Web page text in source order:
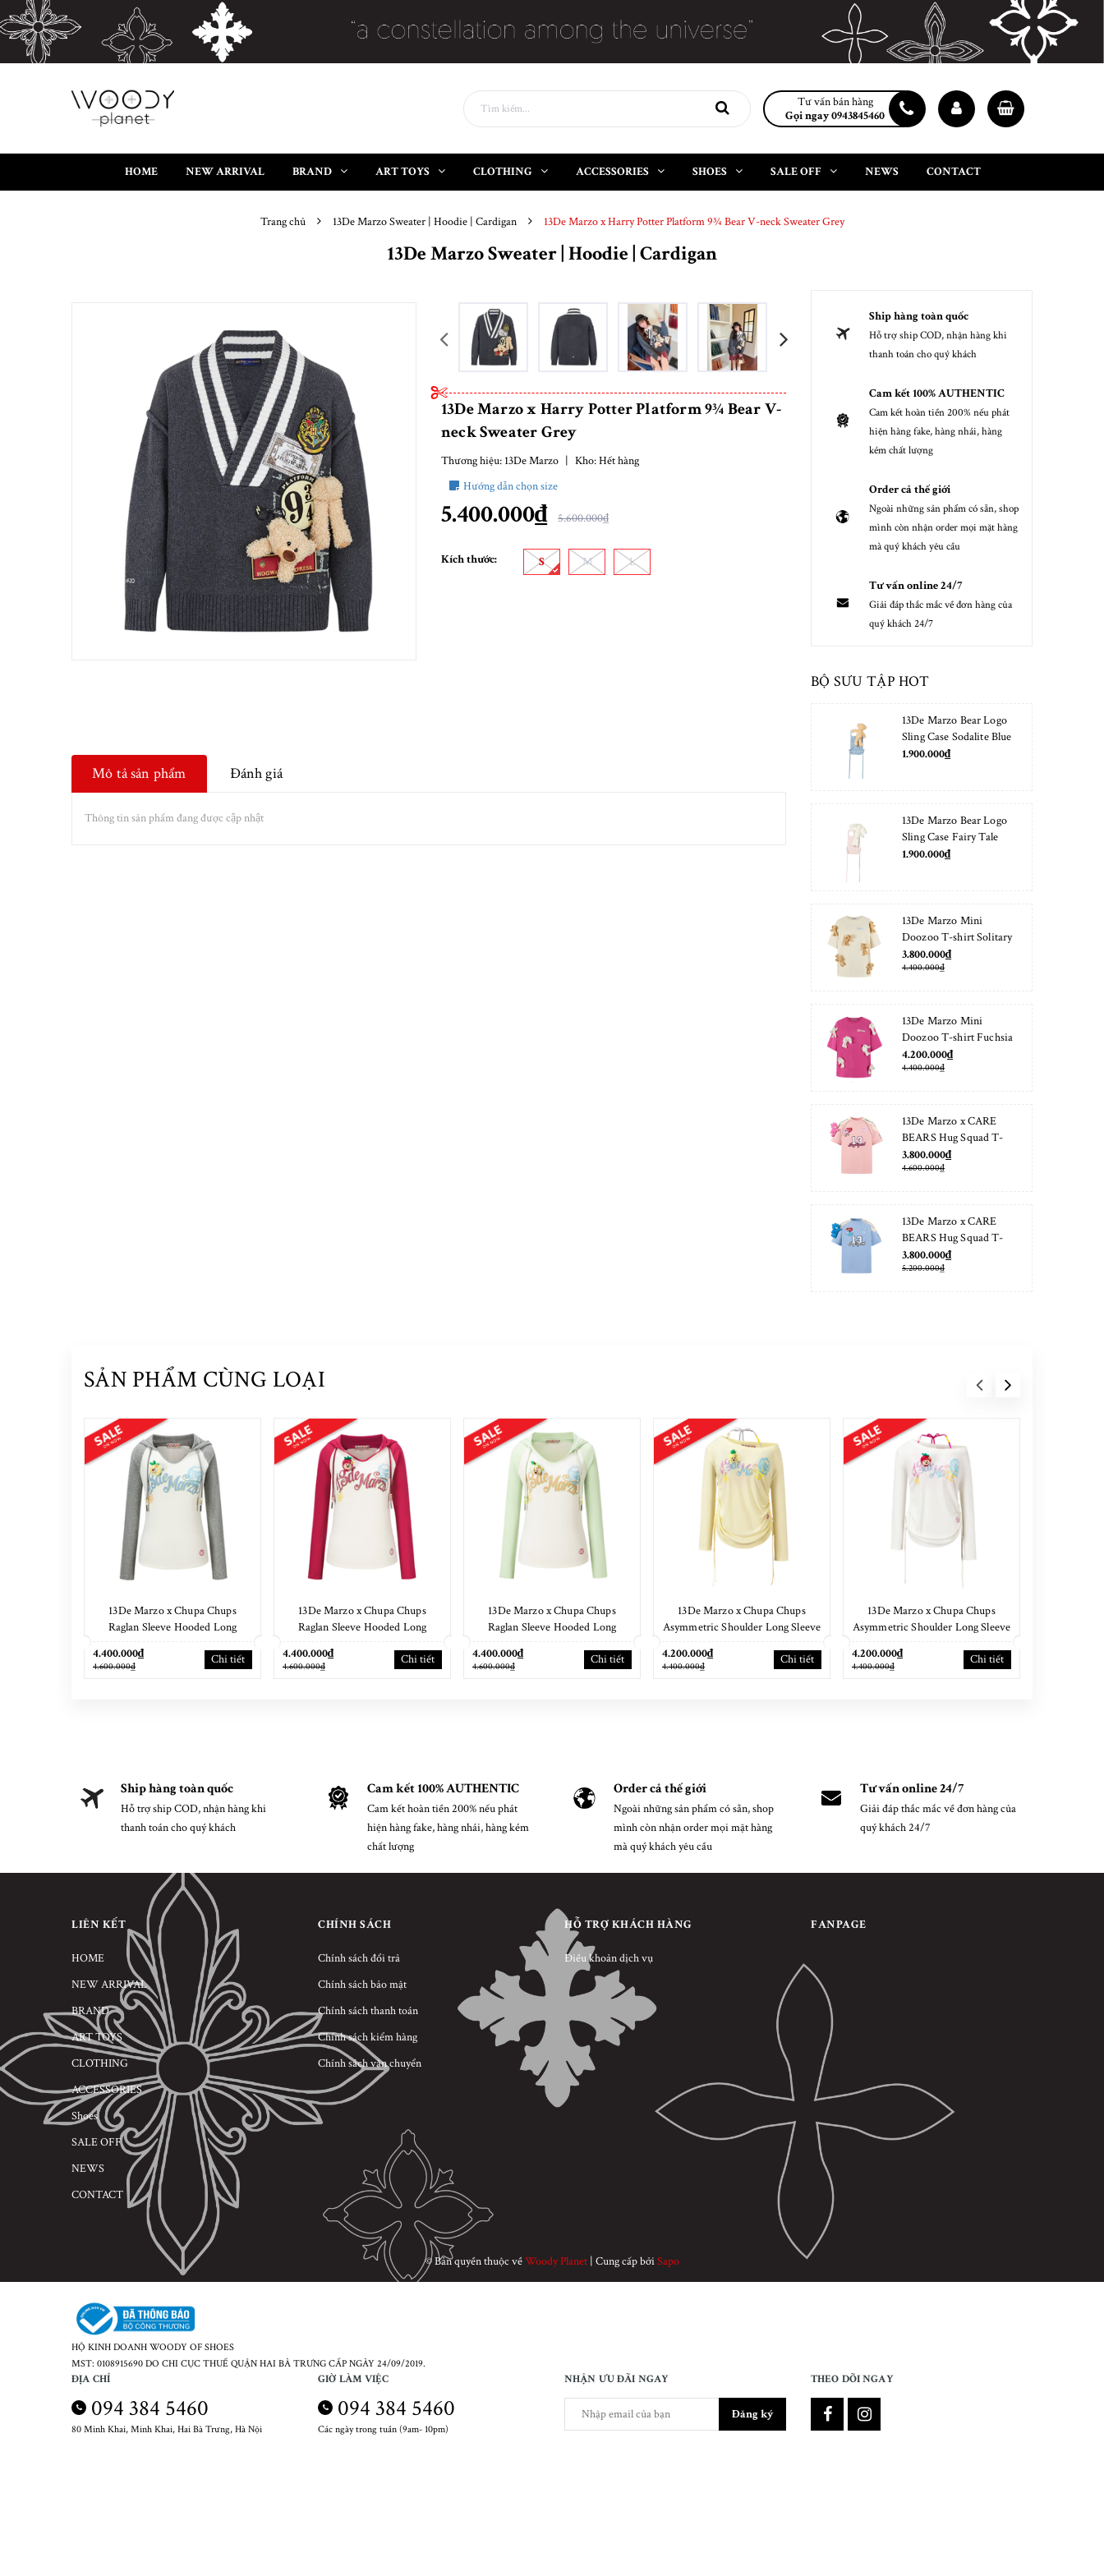
Tư vấn bán hàng
Gọi ngay 0943845460
HOME NEW ARRIVAL BRAND ART TOYS CLOTHING ACCESSORIES SHOES SALE OFF NEWS CONTACT
Trang chủ 13De Marzo Sweater | Hoodie | Cardigan 13De Marzo x Harry Potter Platform 9¾ Bear V-neck Sweater Grey
13De Marzo Sweater | Hoodie | Cardigan
prev next
13De Marzo x Harry Potter Platform 9¾ Bear V-
neck Sweater Grey
Thương hiệu: 13De Marzo | Kho:Hết hàng
Hướng dẫn chọn size
5.400.000₫ 5.600.000₫
Kích thước: S M L
Mô tả sản phẩm Đánh giá
Thông tin sản phẩm đang được cập nhật
Ship hàng toàn quốc
Hỗ trợ ship COD, nhận hàng khi
thanh toán cho quý khách
Cam kết 100% AUTHENTIC
Cam kết hoàn tiền 200% nếu phát
hiện hàng fake, hàng nhái, hàng
kém chất lượng
Order cả thế giới
Ngoài những sản phẩm có sẵn, shop
mình còn nhận order mọi mặt hàng
mà quý khách yêu cầu
Tư vấn online 24/7
Giải đáp thắc mắc về đơn hàng của
quý khách 24/7
BỘ SƯU TẬP HOT
13De Marzo Bear Logo
Sling Case Sodalite Blue
1.900.000₫
13De Marzo Bear Logo
Sling Case Fairy Tale
1.900.000₫
13De Marzo Mini
Doozoo T-shirt Solitary
Star
3.800.000₫
4.400.000₫
13De Marzo Mini
Doozoo T-shirt Fuchsia
Fedora
4.200.000₫
4.400.000₫
13De Marzo x CARE
BEARS Hug Squad T-
shirt Almond Blossom
3.800.000₫
4.600.000₫
13De Marzo x CARE
BEARS Hug Squad T-
shirt Placid Blue
3.800.000₫
5.200.000₫
SẢN PHẨM CÙNG LOẠI
13De Marzo x Chupa Chups
Raglan Sleeve Hooded Long
4.400.000₫
4.600.000₫ Chi tiết
13De Marzo x Chupa Chups
Raglan Sleeve Hooded Long
4.400.000₫
4.600.000₫ Chi tiết
13De Marzo x Chupa Chups
Raglan Sleeve Hooded Long
4.400.000₫
4.600.000₫ Chi tiết
13De Marzo x Chupa Chups
Asymmetric Shoulder Long Sleeve
4.200.000₫
4.400.000₫ Chi tiết
13De Marzo x Chupa Chups
Asymmetric Shoulder Long Sleeve
4.200.000₫
4.400.000₫ Chi tiết
Ship hàng toàn quốc
Hỗ trợ ship COD, nhận hàng khi
thanh toán cho quý khách
Cam kết 100% AUTHENTIC
Cam kết hoàn tiền 200% nếu phát
hiện hàng fake, hàng nhái, hàng kém
chất lượng
Order cả thế giới
Ngoài những sản phẩm có sẵn, shop
mình còn nhận order mọi mặt hàng
mà quý khách yêu cầu
Tư vấn online 24/7
Giải đáp thắc mắc về đơn hàng của
quý khách 24/7
LIÊN KẾT
HOME
NEW ARRIVAL
BRAND
ART TOYS
CLOTHING
ACCESSORIES
Shoes
SALE OFF
NEWS
CONTACT
CHÍNH SÁCH
Chính sách đổi trả
Chính sách bảo mật
Chính sách thanh toán
Chính sách kiểm hàng
Chính sách vận chuyển
HỖ TRỢ KHÁCH HÀNG
Điều khoản dịch vụ
FANPAGE
© Bản quyền thuộc vềWoody Planet | Cung cấp bởiSapo
HỘ KINH DOANH WOODY OF SHOES
MST: 0108915690 DO CHI CỤC THUẾ QUẬN HAI BÀ TRƯNG CẤP NGÀY 24/09/2019.
ĐỊA CHỈ
094 384 5460
80 Minh Khai, Minh Khai, Hai Bà Trưng, Hà Nội
GIỜ LÀM VIỆC
094 384 5460
Các ngày trong tuần (9am- 10pm)
NHẬN ƯU ĐÃI NGAY
Đăng ký
THEO DÕI NGAY